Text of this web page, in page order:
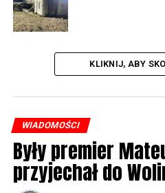
POWIĄZANE TEMATY:
W ubiegłym roku tańczyli
największą flagę narodową
Strażacy zneutralizowali
KLIKNIJ, ABY
WIADOMOŚCI
Były premier
przyjechał do